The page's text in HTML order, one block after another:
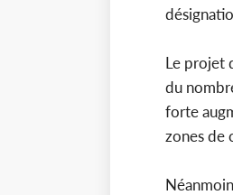
Le projet
du
forte
zones de